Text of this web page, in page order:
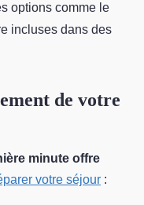
options comme le
incluses dans des
de votre
minute offre
votre séjour :